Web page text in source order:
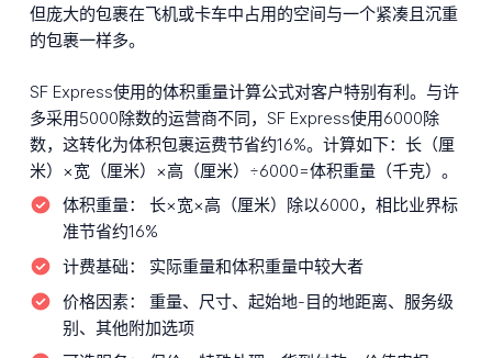
但庞大的包裹在飞机或卡车中占用的空间与一个紧凑且沉重
的包裹一样多。
SF Express使用的体积重量计算公式对客户特别有利。与许
多采用5000除数的运营商不同，SF Express使用6000除
数，这转化为体积包裹运费节省约16%。计算如下：长（厘
米）×宽（厘米）×高（厘米）÷6000=体积重量（千克）。
体积重量：
长×宽×高（厘米）除以6000，相比业界标
准节省约16%
计费基础：
实际重量和体积重量中较大者
价格因素：
重量、尺寸、起始地-目的地距离、服务级
别、其他附加选项